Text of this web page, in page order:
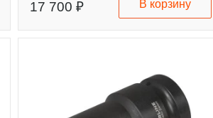
17 700 ₽ В корзину